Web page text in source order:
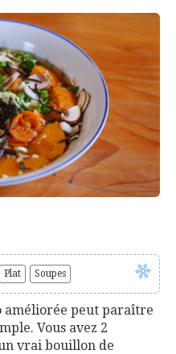
Plat Soupes
améliorée peut paraître
Vous avez 2
vrai bouillon de